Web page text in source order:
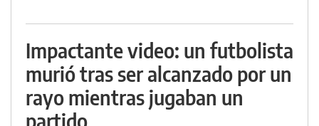
Impactante video: un futbolista
murió tras ser alcanzado por un
rayo mientras jugaban un
partido